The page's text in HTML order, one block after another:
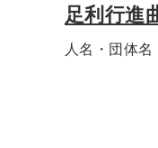
足利行進
人名・団体名